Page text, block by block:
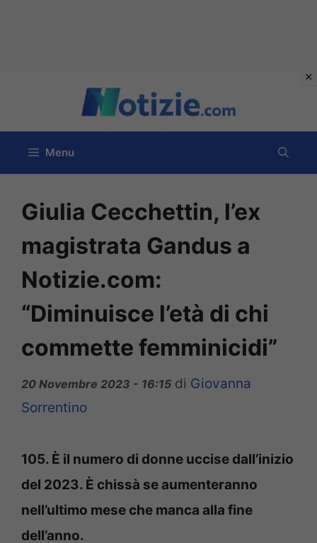
contenuto
Menu
Giulia Cecchettin, l’ex
magistrata Gandus a
Notizie.com:
“Diminuisce l’età di chi
commette femminicidi”
20 Novembre 2023 - 16:15 di Giovanna
Sorrentino
105. È il numero di donne uccise dall’inizio
del 2023. È chissà se aumenteranno
nell’ultimo mese che manca alla fine
dell’anno.